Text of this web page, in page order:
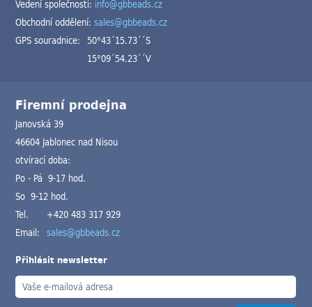
Vedení společnosti: info@gbbeads.cz
Obchodní oddělení:sales@gbbeads.cz
GPS souradnice: 50°43´15.73´´S
15°09´54.23´´V
Firemní prodejna
Janovská 39
46604 Jablonec nad Nisou
otvírací doba:
Po - Pá 9-17 hod.
So 9-12 hod.
Tel.
+420 483 317 929
Email: sales@gbbeads.cz
Přihlásit newsletter